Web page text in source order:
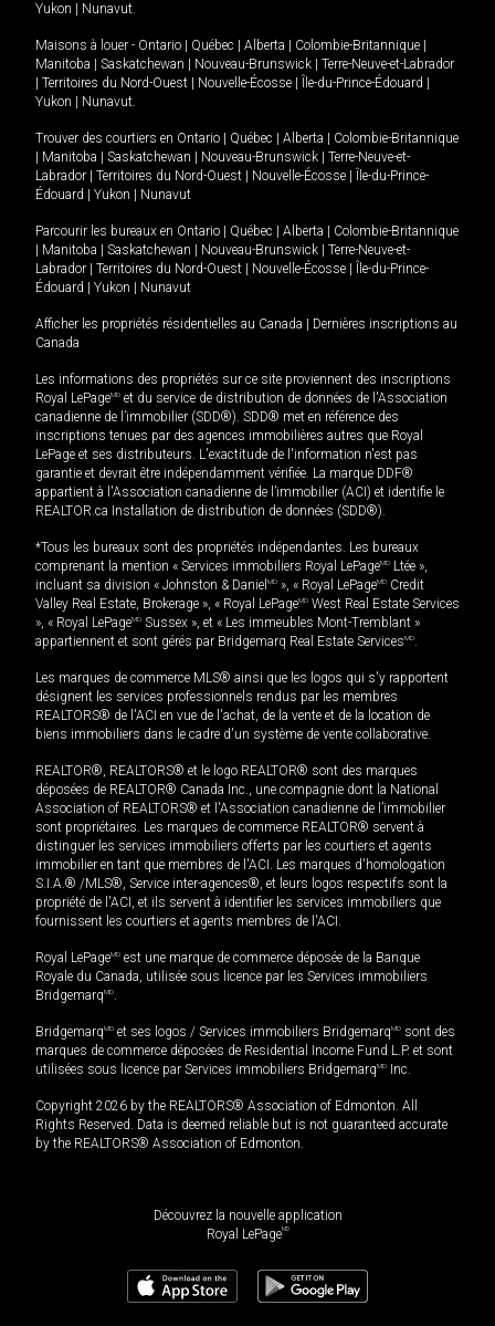
Yukon
Nunavut.
Maisons à louer - Ontario Québec Alberta Colombie-Britannique
Manitoba
Saskatchewan Nouveau-Brunswick
Terre-Neuve-et-Labrador
Territoires du Nord-Ouest Nouvelle-Écosse Île-du-Prince-Édouard
Yukon
Nunavut.
Trouver des courtiers en Ontario Québec Alberta
Colombie-Britannique
Manitoba Saskatchewan Nouveau-Brunswick
Terre-Neuve-et-
Labrador
Territoires du Nord-Ouest Nouvelle-Écosse
Île-du-Prince-
Édouard
Yukon Nunavut
Parcourir les bureaux en Ontario Québec Alberta
Colombie-Britannique
Manitoba Saskatchewan Nouveau-Brunswick
Terre-Neuve-et-
Labrador
Territoires du Nord-Ouest Nouvelle-Écosse
Île-du-Prince-
Édouard
Yukon Nunavut
Afficher les propriétés résidentielles au Canada
Dernières inscriptions au
Canada
Les informations des propriétés sur ce site proviennent des inscriptions
Royal LePageMD et du service de distribution de données de l'Association
canadienne de l’immobilier (SDD®). SDD® met en référence des
inscriptions tenues par des agences immobilières autres que Royal
LePage et ses distributeurs. L'exactitude de l'information n'est pas
garantie et devrait être indépendamment vérifiée. La marque DDF®
appartient à l'Association canadienne de l’immobilier (ACI) et identifie le
REALTOR.ca Installation de distribution de données (SDD®).
*Tous les bureaux sont des propriétés indépendantes. Les bureaux
comprenant la mention « Services immobiliers Royal LePageMD Ltée »,
incluant sa division « Johnston & Daniel MD », « Royal LePageMD Credit
Valley Real Estate, Brokerage », « Royal LePageMD West Real Estate Services
», « Royal LePageMD Sussex », et « Les immeubles Mont-Tremblant »
appartiennent et sont gérés par Bridgemarq Real Estate ServicesMD.
Les marques de commerce MLS® ainsi que les logos qui s'y rapportent
désignent les services professionnels rendus par les membres
REALTORS® de l'ACI en vue de l'achat, de la vente et de la location de
biens immobiliers dans le cadre d'un système de vente collaborative.
REALTOR®, REALTORS® et le logo REALTOR® sont des marques
déposées de REALTOR® Canada Inc., une compagnie dont la National
Association of REALTORS® et l'Association canadienne de l’immobilier
sont propriétaires. Les marques de commerce REALTOR® servent à
distinguer les services immobiliers offerts par les courtiers et agents
immobilier en tant que membres de l'ACI. Les marques d'homologation
S.I.A.® /MLS®, Service inter-agences®, et leurs logos respectifs sont la
propriété de l'ACI, et ils servent à identifier les services immobiliers que
fournissent les courtiers et agents membres de l'ACI.
Royal LePageMD est une marque de commerce déposée de la Banque
Royale du Canada, utilisée sous licence par les Services immobiliers
BridgemarqMD.
BridgemarqMD et ses logos / Services immobiliers BridgemarqMD sont des
marques de commerce déposées de Residential Income Fund L.P. et sont
utilisées sous licence par Services immobiliers BridgemarqMD Inc.
Copyright 2026 by the REALTORS® Association of Edmonton. All
Rights Reserved. Data is deemed reliable but is not guaranteed accurate
by the REALTORS® Association of Edmonton.
Découvrez la nouvelle application
Royal LePageMD